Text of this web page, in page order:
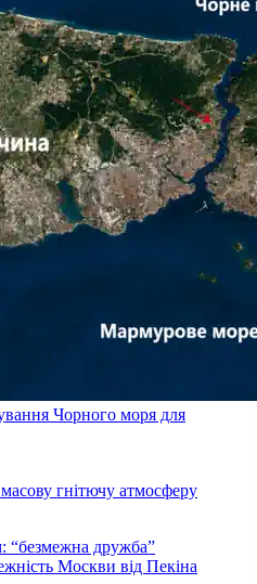
Чорного моря для
гнітючу атмосферу
“безмежна дружба”
Москви від Пекіна